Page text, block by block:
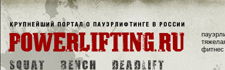
фитнес